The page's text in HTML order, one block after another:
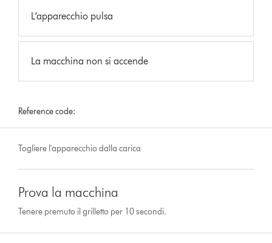
L’apparecchio pulsa
La macchina non si accende
Reference code:
Togliere l'apparecchio dalla carica
Prova la macchina
Tenere premuto il grilletto per 10 secondi.